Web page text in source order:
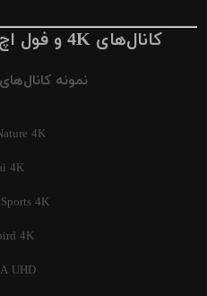
کانال‌های 4K و فول اچ‌دی با کیفیت واقعی
نمونه کانال‌های 4K محبوب:
4K
4K
4K
4K
UHD